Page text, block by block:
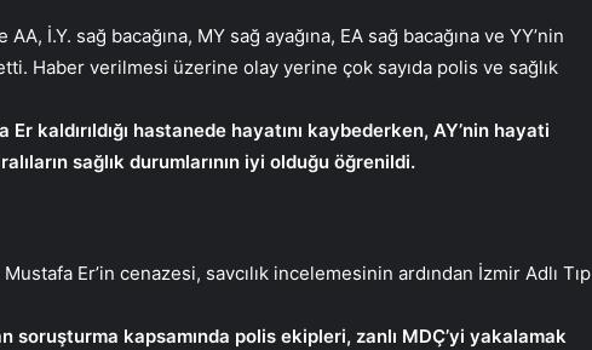
İ.Y. sağ bacağına, MY sağ ayağına, EA sağ bacağına ve YY’nin
Haber verilmesi üzerine olay yerine çok sayıda polis ve sağlık
kaldırıldığı hastanede hayatını kaybederken, AY’nin hayati
sağlık durumlarının iyi olduğu öğrenildi.
Er’in cenazesi, savcılık incelemesinin ardından İzmir Adlı Tıp
soruşturma kapsamında polis ekipleri, zanlı MDÇ’yi yakalamak